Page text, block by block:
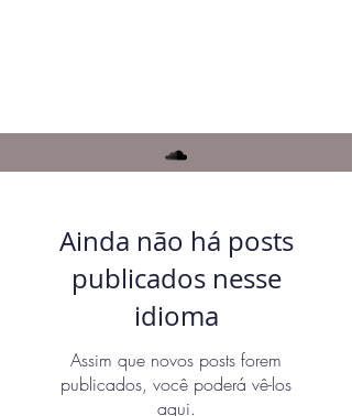
Ainda não há posts
publicados nesse
idioma
Assim que novos posts forem
publicados, você poderá vê-los
aqui.